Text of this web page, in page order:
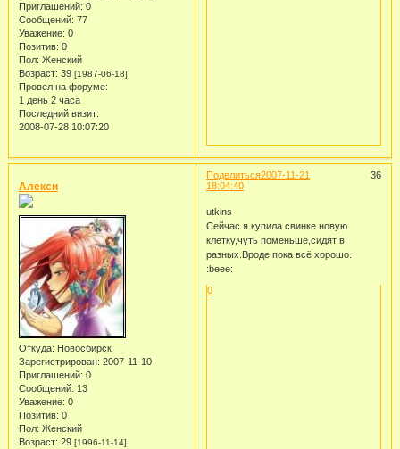
Приглашений: 0
Сообщений: 77
Уважение: 0
Позитив: 0
Пол: Женский
Возраст: 39 [1987-06-18]
Провел на форуме:
1 день 2 часа
Последний визит:
2008-07-28 10:07:20
Поделиться 36
2007-11-21
18:04:40
Алекси
Откуда: Новосбирск
Зарегистрирован: 2007-11-10
Приглашений: 0
Сообщений: 13
Уважение: 0
Позитив: 0
Пол: Женский
Возраст: 29 [1996-11-14]
utkins
Сейчас я купила свинке новую
клетку,чуть поменьше,сидят в
разных.Вроде пока всё хорошо.
:beee:
0